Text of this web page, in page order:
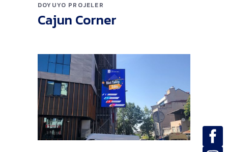
DOYUYO PROJELER
Cajun Corner